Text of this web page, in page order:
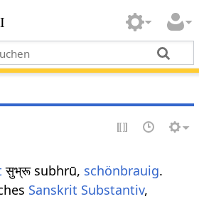
सुभ्रू subhrū, schönbrauig.
Sanskrit Substantiv,